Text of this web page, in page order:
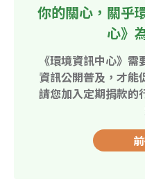
你的關心，關乎
心》
《環境資訊中心》
資訊公開普及，才能
請您加入定期捐款的